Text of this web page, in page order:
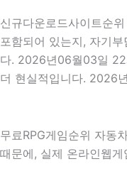
신규다운로드사이트순
포함되어 있는지, 자기
다. 2026년06월03일 22
더 현실적입니다. 2026
무료RPG게임순위 자동
때문에, 실제 온라인웹